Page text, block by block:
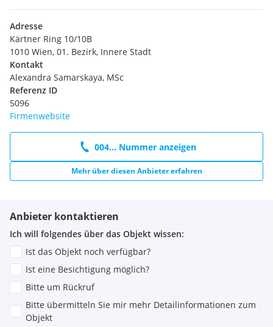
Adresse
Kärtner Ring 10/10B
1010 Wien, 01. Bezirk, Innere Stadt
Kontakt
Alexandra Samarskaya, MSc
Referenz ID
5096
Firmenwebsite
004... Nummer anzeigen
Mehr über diesen Anbieter erfahren
Anbieter kontaktieren
Ich will folgendes über das Objekt wissen:
Ist das Objekt noch verfügbar?
Ist eine Besichtigung möglich?
Bitte um Rückruf
Bitte übermitteln Sie mir mehr Detailinformationen zum
Objekt